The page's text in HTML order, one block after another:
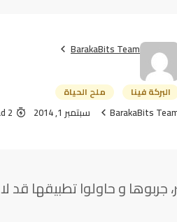
BarakaBits Team
البركة فينا ملح الحياة
BarakaBits سبتمبر 1, 2014 2 min read
جربوها و حاولوا تطبيقها قد لا